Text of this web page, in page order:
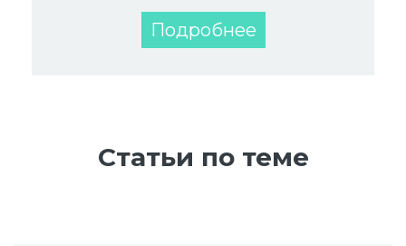
Подробнее
Статьи по теме